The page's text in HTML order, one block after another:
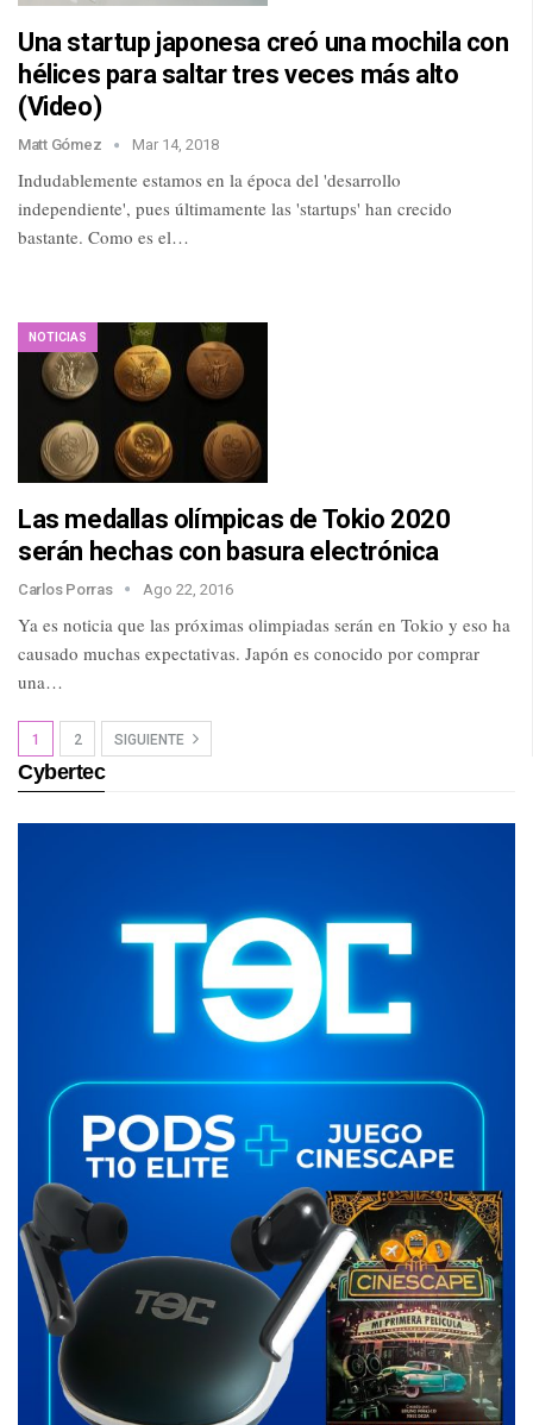
Una startup japonesa creó una mochila con
hélices para saltar tres veces más alto
(Video)
Matt Gómez Mar 14, 2018
Indudablemente estamos en la época del 'desarrollo
independiente', pues últimamente las 'startups' han crecido
bastante. Como es el…
NOTICIAS
Las medallas olímpicas de Tokio 2020
serán hechas con basura electrónica
Carlos Porras Ago 22, 2016
Ya es noticia que las próximas olimpiadas serán en Tokio y eso ha
causado muchas expectativas. Japón es conocido por comprar
una…
1 2 SIGUIENTE
Cybertec